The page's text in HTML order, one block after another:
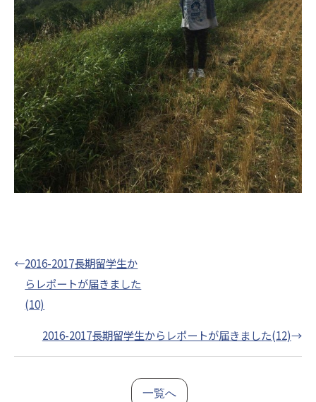
←2016-2017長期留学生か
らレポートが届きました
(10)
2016-2017長期留学生からレポートが届きました(12)→
一覧へ